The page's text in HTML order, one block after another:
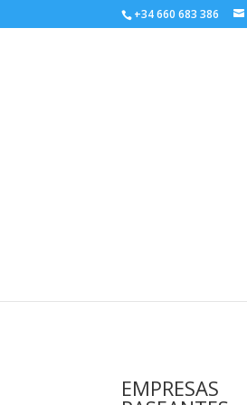
+34 660 683 386
EMPRESAS